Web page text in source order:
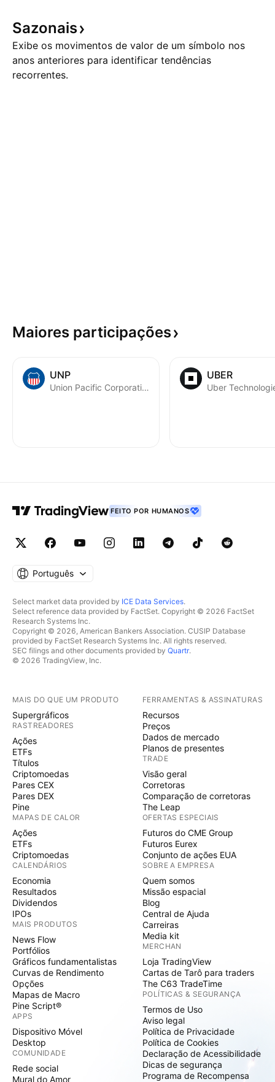
Sazonais
Exibe os movimentos de valor de um símbolo nos
anos anteriores para identificar tendências
recorrentes.
Maiores participações
UNP
Union Pacific Corporation
UBER
Uber
FEITO POR HUMANOS
Português
Select market data provided by ICE Data Services.
Select reference data provided by FactSet. Copyright © 2026 FactSet
Research Systems Inc.
Copyright © 2026, American Bankers Association. CUSIP Database
provided by FactSet Research Systems Inc. All rights reserved.
SEC filings and other documents provided by Quartr.
© 2026 TradingView, Inc.
MAIS DO QUE UM PRODUTO
Supergráficos
RASTREADORES
Ações
ETFs
Títulos
Criptomoedas
Pares CEX
Pares DEX
Pine
MAPAS DE CALOR
Ações
ETFs
Criptomoedas
CALENDÁRIOS
Economia
Resultados
Dividendos
IPOs
MAIS PRODUTOS
News Flow
Portfólios
Gráficos fundamentalistas
Curvas de Rendimento
Opções
Mapas de Macro
Pine Script®
APPS
Dispositivo Móvel
Desktop
COMUNIDADE
Rede social
Mural do Amor
FERRAMENTAS & ASSINATURAS
Recursos
Preços
Dados de mercado
Planos de presentes
TRADE
Visão geral
Corretoras
Comparação de corretoras
The Leap
OFERTAS ESPECIAIS
Futuros do CME Group
Futuros Eurex
Conjunto de ações EUA
SOBRE A EMPRESA
Quem somos
Missão espacial
Blog
Central de Ajuda
Carreiras
Media kit
MERCHAN
Loja TradingView
Cartas de Tarô para traders
The C63 TradeTime
POLÍTICAS & SEGURANÇA
Termos de Uso
Aviso legal
Política de Privacidade
Política de Cookies
Declaração de Acessibilidade
Dicas de segurança
Programa de Recompensa